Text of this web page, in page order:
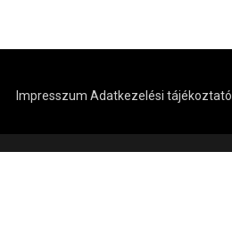
Impresszum Adatkezelési tájékoztató